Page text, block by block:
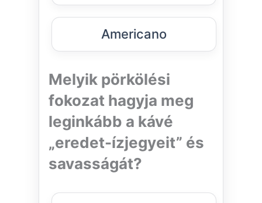
Americano
Melyik pörkölési
fokozat hagyja meg
leginkább a kávé
„eredet-ízjegyeit” és
savasságát?